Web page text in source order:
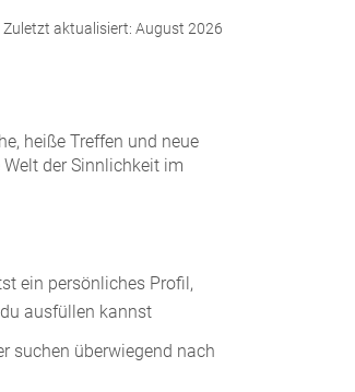
Zuletzt aktualisiert:August 2026
heiße Treffen und neue
der Sinnlichkeit im
ein persönliches Profil,
ausfüllen kannst
suchen überwiegend nach